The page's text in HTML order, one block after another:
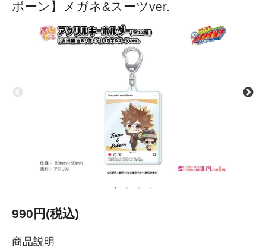
ボーン】メガネ&スーツver.
990円(税込)
商品説明